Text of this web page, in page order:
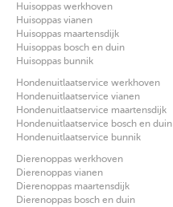
Huisoppas werkhoven
Huisoppas vianen
Huisoppas maartensdijk
Huisoppas bosch en duin
Huisoppas bunnik
Hondenuitlaatservice werkhoven
Hondenuitlaatservice vianen
Hondenuitlaatservice maartensdijk
Hondenuitlaatservice bosch en duin
Hondenuitlaatservice bunnik
Dierenoppas werkhoven
Dierenoppas vianen
Dierenoppas maartensdijk
Dierenoppas bosch en duin